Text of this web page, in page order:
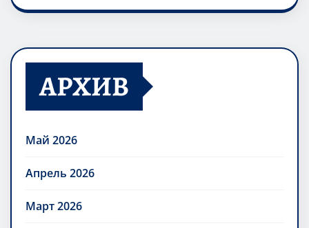
АРХИВ
Май 2026
Апрель 2026
Март 2026